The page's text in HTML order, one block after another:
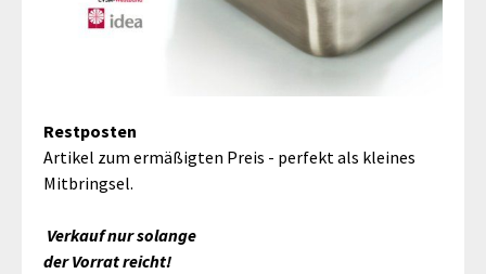
Restposten
Artikel zum ermäßigten Preis - perfekt als kleines
Mitbringsel.
Verkauf nur solange
der Vorrat reicht!